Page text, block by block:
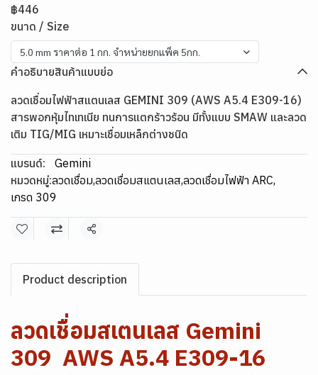
฿446
ขนาด / Size
5.0 mm ราคาต่อ 1 กก. จำหน่ายยกแพ็ค 5กก.
คำอธิบายสินค้าแบบย่อ
ลวดเชื่อมไฟฟ้าสแตนเลส GEMINI 309 (AWS A5.4 E309-16)
สารพอกหุ้มไทเทเนีย ทนการแตกร้าวร้อน มีทั้งแบบ SMAW และลวด
เติม TIG/MIG เหมาะเชื่อมเหล็กต่างชนิด
แบรนด์:
Gemini
หมวดหมู่:ลวดเชื่อม,ลวดเชื่อมสแตนเลส,ลวดเชื่อมไฟฟ้า ARC,
เกรด 309
แชร์
Product description
ลวดเชื่อมสเตนเลส Gemini
309 AWS A5.4 E309-16